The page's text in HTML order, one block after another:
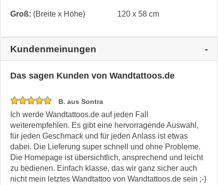
Groß: (Breite x Höhe) 120 x 58 cm
Kundenmeinungen
Das sagen Kunden von Wandtattoos.de
B. aus Sontra
Ich werde Wandtattoos.de auf jeden Fall
weiterempfehlen. Es gibt eine hervorragende Auswahl,
für jeden Geschmack und für jeden Anlass ist etwas
dabei. Die Lieferung super schnell und ohne Probleme.
Die Homepage ist übersichtlich, ansprechend und leicht
zu bedienen. Einfach klasse, das wir ganz sicher auch
nicht mein letztes Wandtattoo von Wandtattoos.de sein ;-)